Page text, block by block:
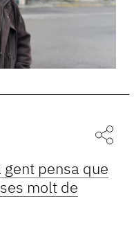
pensa que
molt de